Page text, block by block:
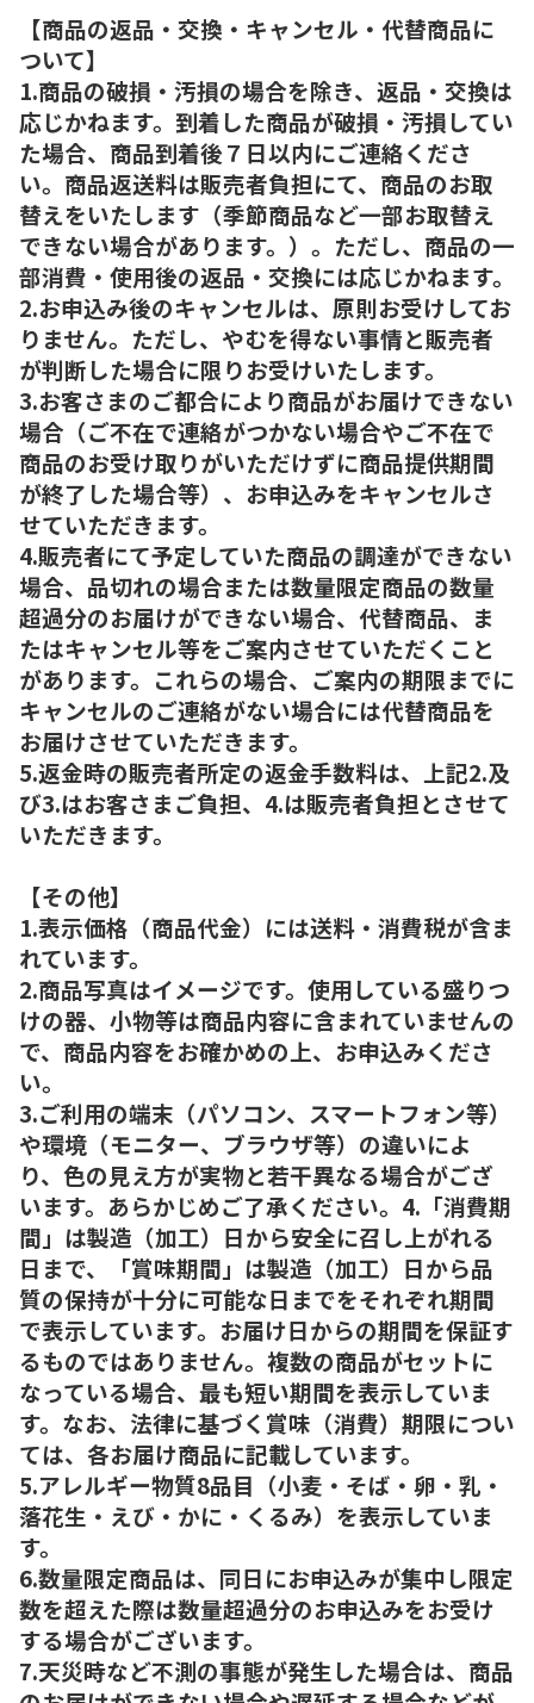
【商品の返品・交換・キャンセル・代替商品に
ついて】
1.商品の破損・汚損の場合を除き、返品・交換は
応じかねます。到着した商品が破損・汚損してい
た場合、商品到着後７日以内にご連絡くださ
い。商品返送料は販売者負担にて、商品のお取
替えをいたします（季節商品など一部お取替え
できない場合があります。）。ただし、商品の一
部消費・使用後の返品・交換には応じかねます。
2.お申込み後のキャンセルは、原則お受けしてお
りません。ただし、やむを得ない事情と販売者
が判断した場合に限りお受けいたします。
3.お客さまのご都合により商品がお届けできない
場合（ご不在で連絡がつかない場合やご不在で
商品のお受け取りがいただけずに商品提供期間
が終了した場合等）、お申込みをキャンセルさ
せていただきます。
4.販売者にて予定していた商品の調達ができない
場合、品切れの場合または数量限定商品の数量
超過分のお届けができない場合、代替商品、ま
たはキャンセル等をご案内させていただくこと
があります。これらの場合、ご案内の期限までに
キャンセルのご連絡がない場合には代替商品を
お届けさせていただきます。
5.返金時の販売者所定の返金手数料は、上記2.及
び3.はお客さまご負担、4.は販売者負担とさせて
いただきます。
【その他】
1.表示価格（商品代金）には送料・消費税が含ま
れています。
2.商品写真はイメージです。使用している盛りつ
けの器、小物等は商品内容に含まれていませんの
で、商品内容をお確かめの上、お申込みくださ
い。
3.ご利用の端末（パソコン、スマートフォン等）
や環境（モニター、ブラウザ等）の違いによ
り、色の見え方が実物と若干異なる場合がござ
います。あらかじめご了承ください。4.「消費期
間」は製造（加工）日から安全に召し上がれる
日まで、「賞味期間」は製造（加工）日から品
質の保持が十分に可能な日までをそれぞれ期間
で表示しています。お届け日からの期間を保証す
るものではありません。複数の商品がセットに
なっている場合、最も短い期間を表示していま
す。なお、法律に基づく賞味（消費）期限につい
ては、各お届け商品に記載しています。
5.アレルギー物質8品目（小麦・そば・卵・乳・
落花生・えび・かに・くるみ）を表示していま
す。
6.数量限定商品は、同日にお申込みが集中し限定
数を超えた際は数量超過分のお申込みをお受け
する場合がございます。
7.天災時など不測の事態が発生した場合は、商品